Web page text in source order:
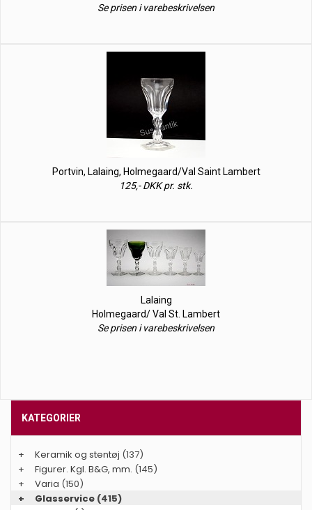
Se prisen i varebeskrivelsen
Portvin, Lalaing, Holmegaard/Val Saint Lambert
125,- DKK pr. stk.
Lalaing
Holmegaard/ Val St. Lambert
Se prisen i varebeskrivelsen
KATEGORIER
+ Keramik og stentøj (137)
+
Figurer. Kgl. B&G, mm. (145)
+
Varia (150)
+
Glasservice (415)